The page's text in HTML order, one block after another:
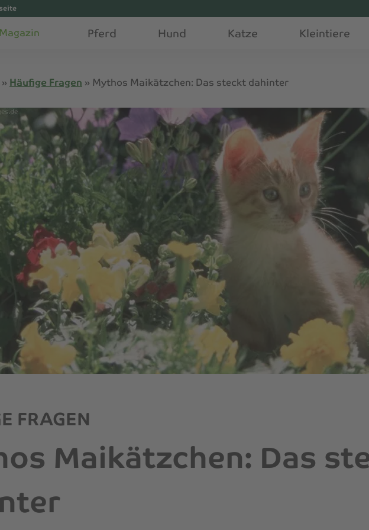
Magazin Pferd Hund Katze Kleintiere
» Häufige Fragen » Mythos Maikätzchen: Das steckt dahinter
FRAGEN
Maikätzchen: Das